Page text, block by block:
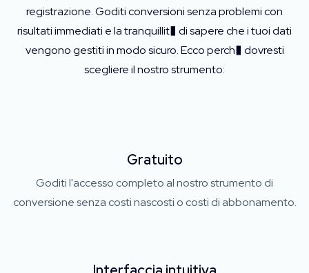
registrazione. Goditi conversioni senza problemi con
risultati immediati e la tranquillit� di sapere che i tuoi dati
vengono gestiti in modo sicuro. Ecco perch� dovresti
scegliere il nostro strumento:
Gratuito
Goditi l'accesso completo al nostro strumento di
conversione senza costi nascosti o costi di abbonamento.